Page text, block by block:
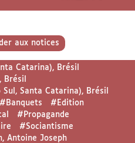
aux notices
Catarina), Brésil
Brésil
Santa Catarina), Brésil
#Banquets
#Edition
#Propagande
#Sociantisme
Antoine Joseph